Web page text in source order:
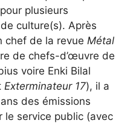
plusieurs
culture(s). Après
chef de la revue Métal
de chefs-d’œuvre de
voire Enki Bilal
Exterminateur 17), il a
des émissions
le service public (avec